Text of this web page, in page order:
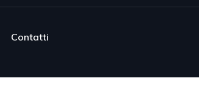
Contatti